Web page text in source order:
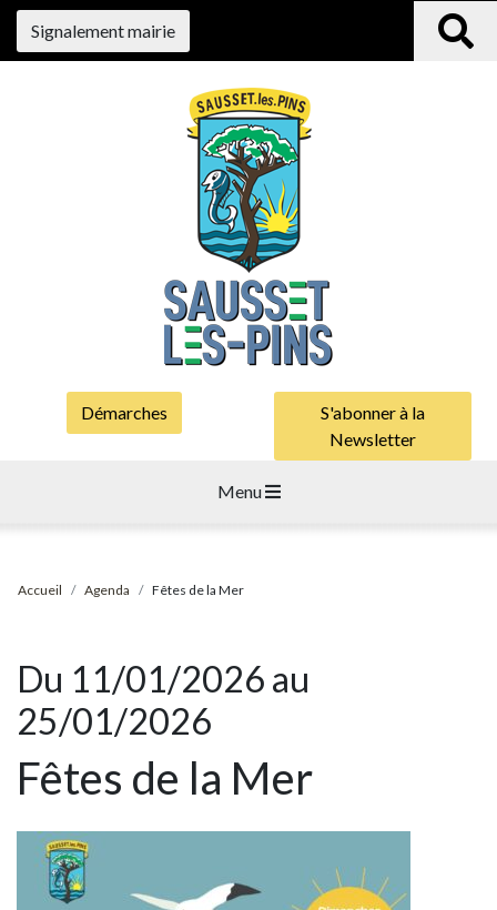
Signalement mairie
Démarches
S'abonner à la
Newsletter
Menu
Accueil Agenda Fêtes de la Mer
Du 11/01/2026 au
25/01/2026
Fêtes de la Mer